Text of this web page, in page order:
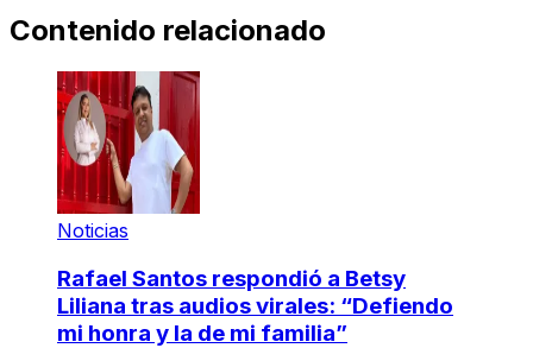
Contenido relacionado
Noticias
Rafael Santos respondió a Betsy
Liliana tras audios virales: “Defiendo
mi honra y la de mi familia”